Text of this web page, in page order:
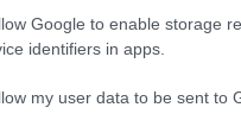
Google to enable storage
identifiers in apps.
my user data to be sent to
LEGFRISSEBB